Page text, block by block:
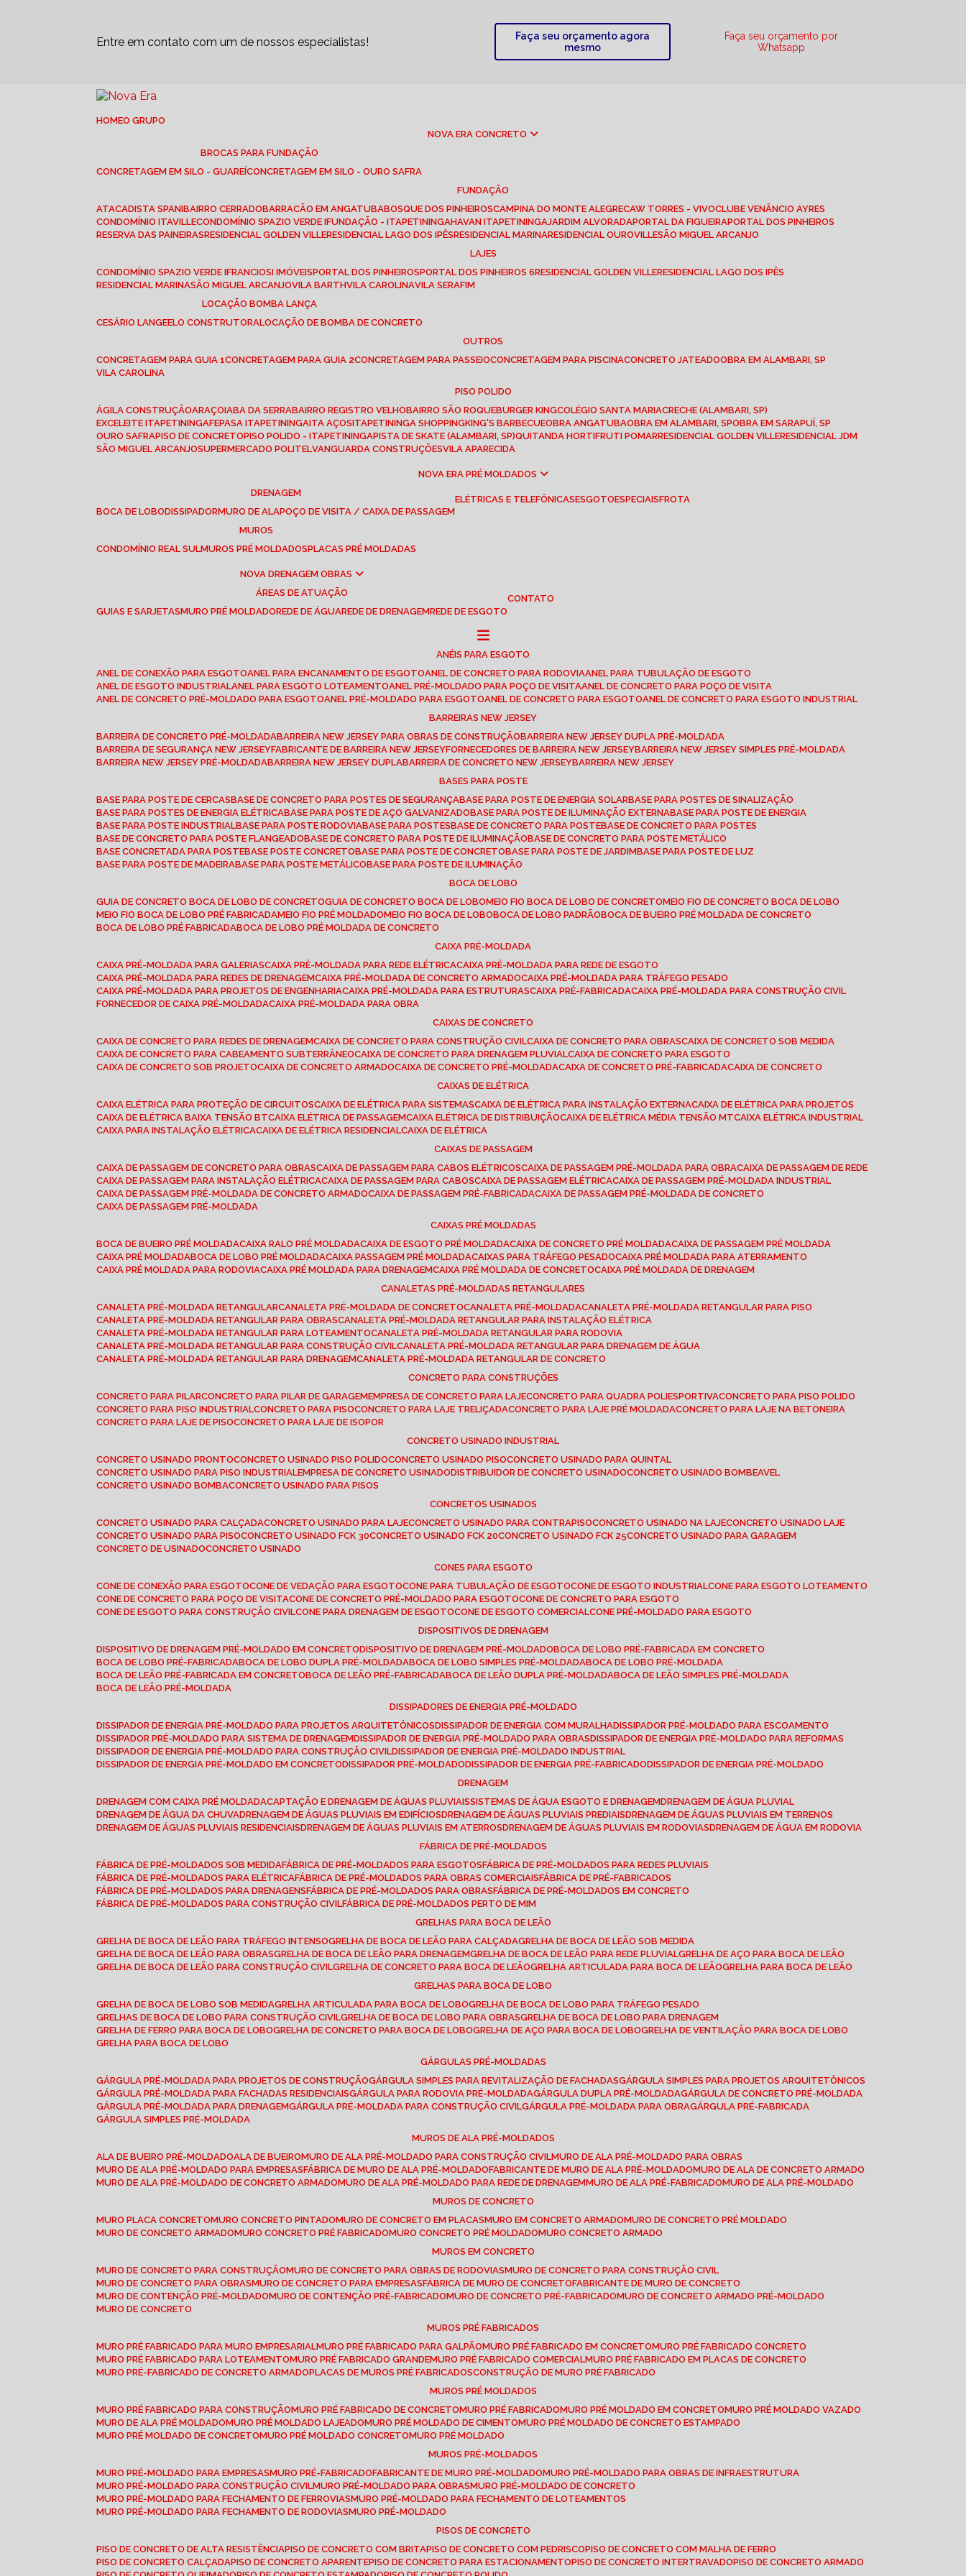
Entre em contato com um de nossos especialistas!
Faça seu orçamento agora
mesmo
Faça seu orçamento por
Whatsapp
HOME
O GRUPO
NOVA ERA CONCRETO
BROCAS PARA FUNDAÇÃO
CONCRETAGEM EM SILO - GUAREÍ CONCRETAGEM EM SILO - OURO SAFRA
FUNDAÇÃO
ATACADISTA SPANI BAIRRO CERRADO BARRACÃO EM ANGATUBA BOSQUE DOS PINHEIROS CAMPINA DO MONTE ALEGRE CAW TORRES - VIVO CLUBE VENÂNCIO AYRES
CONDOMÍNIO ITAVILLE CONDOMÍNIO SPAZIO VERDE I FUNDAÇÃO - ITAPETININGA HAVAN ITAPETININGA JARDIM ALVORADA PORTAL DA FIGUEIRA PORTAL DOS PINHEIROS
RESERVA DAS PAINEIRAS RESIDENCIAL GOLDEN VILLE RESIDENCIAL LAGO DOS IPÊS RESIDENCIAL MARINA RESIDENCIAL OUROVILLE SÃO MIGUEL ARCANJO
LAJES
CONDOMÍNIO SPAZIO VERDE I FRANCIOSI IMÓVEIS PORTAL DOS PINHEIROS PORTAL DOS PINHEIROS 6 RESIDENCIAL GOLDEN VILLE RESIDENCIAL LAGO DOS IPÊS
RESIDENCIAL MARINA SÃO MIGUEL ARCANJO VILA BARTH VILA CAROLINA VILA SERAFIM
LOCAÇÃO BOMBA LANÇA
CESÁRIO LANGE ELO CONSTRUTORA LOCAÇÃO DE BOMBA DE CONCRETO
OUTROS
CONCRETAGEM PARA GUIA 1 CONCRETAGEM PARA GUIA 2 CONCRETAGEM PARA PASSEIO CONCRETAGEM PARA PISCINA CONCRETO JATEADO
OBRA EM ALAMBARI, SP
VILA CAROLINA
PISO POLIDO
ÁGILA CONSTRUÇÃO ARAÇOIABA DA SERRA BAIRRO REGISTRO VELHO BAIRRO SÃO ROQUE BURGER KING COLÉGIO SANTA MARIA CRECHE (ALAMBARI, SP)
EXCELEITE ITAPETININGA FEPASA ITAPETININGA ITA AÇOS ITAPETININGA SHOPPING KING'S BARBECUE OBRA ANGATUBA OBRA EM ALAMBARI, SP
OBRA EM SARAPUÍ, SP
OURO SAFRA PISO DE CONCRETO PISO POLIDO - ITAPETININGA PISTA DE SKATE (ALAMBARI, SP) QUITANDA HORTIFRUTI POMAR RESIDENCIAL GOLDEN VILLE RESIDENCIAL JDM
SÃO MIGUEL ARCANJO SUPERMERCADO POLITEL VANGUARDA CONSTRUÇÕES VILA APARECIDA
NOVA ERA PRÉ MOLDADOS
DRENAGEM
BOCA DE LOBO DISSIPADOR MURO DE ALA POÇO DE VISITA / CAIXA DE PASSAGEM
ELÉTRICAS E TELEFÔNICAS ESGOTO ESPECIAIS FROTA
MUROS
CONDOMÍNIO REAL SUL
MUROS PRÉ MOLDADOS PLACAS PRÉ MOLDADAS
NOVA DRENAGEM OBRAS
ÁREAS DE ATUAÇÃO
GUIAS E SARJETAS
MURO PRÉ MOLDADO REDE DE ÁGUA REDE DE DRENAGEM REDE DE ESGOTO
CONTATO
ANÉIS PARA ESGOTO
ANEL DE CONEXÃO PARA ESGOTO ANEL PARA ENCANAMENTO DE ESGOTO ANEL DE CONCRETO PARA RODOVIA ANEL PARA TUBULAÇÃO DE ESGOTO
ANEL DE ESGOTO INDUSTRIAL ANEL PARA ESGOTO LOTEAMENTO ANEL PRÉ-MOLDADO PARA POÇO DE VISITA ANEL DE CONCRETO PARA POÇO DE VISITA
ANEL DE CONCRETO PRÉ-MOLDADO PARA ESGOTO ANEL PRÉ-MOLDADO PARA ESGOTO ANEL DE CONCRETO PARA ESGOTO ANEL DE CONCRETO PARA ESGOTO INDUSTRIAL
BARREIRAS NEW JERSEY
BARREIRA DE CONCRETO PRÉ-MOLDADA BARREIRA NEW JERSEY PARA OBRAS DE CONSTRUÇÃO BARREIRA NEW JERSEY DUPLA PRÉ-MOLDADA
BARREIRA DE SEGURANÇA NEW JERSEY FABRICANTE DE BARREIRA NEW JERSEY FORNECEDORES DE BARREIRA NEW JERSEY BARREIRA NEW JERSEY SIMPLES PRÉ-MOLDADA
BARREIRA NEW JERSEY PRÉ-MOLDADA BARREIRA NEW JERSEY DUPLA BARREIRA DE CONCRETO NEW JERSEY BARREIRA NEW JERSEY
BASES PARA POSTE
BASE PARA POSTE DE CERCAS BASE DE CONCRETO PARA POSTES DE SEGURANÇA BASE PARA POSTE DE ENERGIA SOLAR BASE PARA POSTES DE SINALIZAÇÃO
BASE PARA POSTES DE ENERGIA ELÉTRICA BASE PARA POSTE DE AÇO GALVANIZADO BASE PARA POSTE DE ILUMINAÇÃO EXTERNA BASE PARA POSTE DE ENERGIA
BASE PARA POSTE INDUSTRIAL BASE PARA POSTE RODOVIA BASE PARA POSTES BASE DE CONCRETO PARA POSTE BASE DE CONCRETO PARA POSTES
BASE DE CONCRETO PARA POSTE FLANGEADO BASE DE CONCRETO PARA POSTE DE ILUMINAÇÃO BASE DE CONCRETO PARA POSTE METÁLICO
BASE CONCRETADA PARA POSTE BASE POSTE CONCRETO BASE PARA POSTE DE CONCRETO BASE PARA POSTE DE JARDIM BASE PARA POSTE DE LUZ
BASE PARA POSTE DE MADEIRA BASE PARA POSTE METÁLICO BASE PARA POSTE DE ILUMINAÇÃO
BOCA DE LOBO
GUIA DE CONCRETO BOCA DE LOBO DE CONCRETO
GUIA DE CONCRETO BOCA DE LOBO MEIO FIO BOCA DE LOBO DE CONCRETO
MEIO FIO DE CONCRETO BOCA DE LOBO
MEIO FIO BOCA DE LOBO PRÉ FABRICADA
MEIO FIO PRÉ MOLDADO MEIO FIO BOCA DE LOBO BOCA DE LOBO PADRÃO BOCA DE BUEIRO PRÉ MOLDADA DE CONCRETO
BOCA DE LOBO PRÉ FABRICADA BOCA DE LOBO PRÉ MOLDADA DE CONCRETO
CAIXA PRÉ-MOLDADA
CAIXA PRÉ-MOLDADA PARA GALERIAS CAIXA PRÉ-MOLDADA PARA REDE ELÉTRICA CAIXA PRÉ-MOLDADA PARA REDE DE ESGOTO
CAIXA PRÉ-MOLDADA PARA REDES DE DRENAGEM CAIXA PRÉ-MOLDADA DE CONCRETO ARMADO CAIXA PRÉ-MOLDADA PARA TRÁFEGO PESADO
CAIXA PRÉ-MOLDADA PARA PROJETOS DE ENGENHARIA CAIXA PRÉ-MOLDADA PARA ESTRUTURAS CAIXA PRÉ-FABRICADA CAIXA PRÉ-MOLDADA PARA CONSTRUÇÃO CIVIL
FORNECEDOR DE CAIXA PRÉ-MOLDADA CAIXA PRÉ-MOLDADA PARA OBRA
CAIXAS DE CONCRETO
CAIXA DE CONCRETO PARA REDES DE DRENAGEM CAIXA DE CONCRETO PARA CONSTRUÇÃO CIVIL CAIXA DE CONCRETO PARA OBRAS CAIXA DE CONCRETO SOB MEDIDA
CAIXA DE CONCRETO PARA CABEAMENTO SUBTERRÂNEO CAIXA DE CONCRETO PARA DRENAGEM PLUVIAL CAIXA DE CONCRETO PARA ESGOTO
CAIXA DE CONCRETO SOB PROJETO CAIXA DE CONCRETO ARMADO CAIXA DE CONCRETO PRÉ-MOLDADA CAIXA DE CONCRETO PRÉ-FABRICADA CAIXA DE CONCRETO
CAIXAS DE ELÉTRICA
CAIXA ELÉTRICA PARA PROTEÇÃO DE CIRCUITOS CAIXA DE ELÉTRICA PARA SISTEMAS CAIXA DE ELÉTRICA PARA INSTALAÇÃO EXTERNA CAIXA DE ELÉTRICA PARA PROJETOS
CAIXA DE ELÉTRICA BAIXA TENSÃO BT CAIXA ELÉTRICA DE PASSAGEM CAIXA ELÉTRICA DE DISTRIBUIÇÃO CAIXA DE ELÉTRICA MÉDIA TENSÃO MT CAIXA ELÉTRICA INDUSTRIAL
CAIXA PARA INSTALAÇÃO ELÉTRICA CAIXA DE ELÉTRICA RESIDENCIAL CAIXA DE ELÉTRICA
CAIXAS DE PASSAGEM
CAIXA DE PASSAGEM DE CONCRETO PARA OBRAS CAIXA DE PASSAGEM PARA CABOS ELÉTRICOS CAIXA DE PASSAGEM PRÉ-MOLDADA PARA OBRA CAIXA DE PASSAGEM DE REDE
CAIXA DE PASSAGEM PARA INSTALAÇÃO ELÉTRICA CAIXA DE PASSAGEM PARA CABOS CAIXA DE PASSAGEM ELÉTRICA CAIXA DE PASSAGEM PRÉ-MOLDADA INDUSTRIAL
CAIXA DE PASSAGEM PRÉ-MOLDADA DE CONCRETO ARMADO CAIXA DE PASSAGEM PRÉ-FABRICADA CAIXA DE PASSAGEM PRÉ-MOLDADA DE CONCRETO
CAIXA DE PASSAGEM PRÉ-MOLDADA
CAIXAS PRÉ MOLDADAS
BOCA DE BUEIRO PRÉ MOLDADA CAIXA RALO PRÉ MOLDADA CAIXA DE ESGOTO PRÉ MOLDADA CAIXA DE CONCRETO PRÉ MOLDADA CAIXA DE PASSAGEM PRÉ MOLDADA
CAIXA PRÉ MOLDADA BOCA DE LOBO PRÉ MOLDADA CAIXA PASSAGEM PRÉ MOLDADA CAIXAS PARA TRÁFEGO PESADO CAIXA PRÉ MOLDADA PARA ATERRAMENTO
CAIXA PRÉ MOLDADA PARA RODOVIA CAIXA PRÉ MOLDADA PARA DRENAGEM CAIXA PRÉ MOLDADA DE CONCRETO CAIXA PRÉ MOLDADA DE DRENAGEM
CANALETAS PRÉ-MOLDADAS RETANGULARES
CANALETA PRÉ-MOLDADA RETANGULAR CANALETA PRÉ-MOLDADA DE CONCRETO CANALETA PRÉ-MOLDADA CANALETA PRÉ-MOLDADA RETANGULAR PARA PISO
CANALETA PRÉ-MOLDADA RETANGULAR PARA OBRAS CANALETA PRÉ-MOLDADA RETANGULAR PARA INSTALAÇÃO ELÉTRICA
CANALETA PRÉ-MOLDADA RETANGULAR PARA LOTEAMENTO CANALETA PRÉ-MOLDADA RETANGULAR PARA RODOVIA
CANALETA PRÉ-MOLDADA RETANGULAR PARA CONSTRUÇÃO CIVIL CANALETA PRÉ-MOLDADA RETANGULAR PARA DRENAGEM DE ÁGUA
CANALETA PRÉ-MOLDADA RETANGULAR PARA DRENAGEM CANALETA PRÉ-MOLDADA RETANGULAR DE CONCRETO
CONCRETO PARA CONSTRUÇÕES
CONCRETO PARA PILAR CONCRETO PARA PILAR DE GARAGEM EMPRESA DE CONCRETO PARA LAJE CONCRETO PARA QUADRA POLIESPORTIVA CONCRETO PARA PISO POLIDO
CONCRETO PARA PISO INDUSTRIAL CONCRETO PARA PISO CONCRETO PARA LAJE TRELIÇADA CONCRETO PARA LAJE PRÉ MOLDADA CONCRETO PARA LAJE NA BETONEIRA
CONCRETO PARA LAJE DE PISO CONCRETO PARA LAJE DE ISOPOR
CONCRETO USINADO INDUSTRIAL
CONCRETO USINADO PRONTO CONCRETO USINADO PISO POLIDO CONCRETO USINADO PISO CONCRETO USINADO PARA QUINTAL
CONCRETO USINADO PARA PISO INDUSTRIAL EMPRESA DE CONCRETO USINADO DISTRIBUIDOR DE CONCRETO USINADO CONCRETO USINADO BOMBEAVEL
CONCRETO USINADO BOMBA CONCRETO USINADO PARA PISOS
CONCRETOS USINADOS
CONCRETO USINADO PARA CALÇADA CONCRETO USINADO PARA LAJE CONCRETO USINADO PARA CONTRAPISO CONCRETO USINADO NA LAJE CONCRETO USINADO LAJE
CONCRETO USINADO PARA PISO CONCRETO USINADO FCK 30 CONCRETO USINADO FCK 20 CONCRETO USINADO FCK 25 CONCRETO USINADO PARA GARAGEM
CONCRETO DE USINADO CONCRETO USINADO
CONES PARA ESGOTO
CONE DE CONEXÃO PARA ESGOTO CONE DE VEDAÇÃO PARA ESGOTO CONE PARA TUBULAÇÃO DE ESGOTO CONE DE ESGOTO INDUSTRIAL CONE PARA ESGOTO LOTEAMENTO
CONE DE CONCRETO PARA POÇO DE VISITA CONE DE CONCRETO PRÉ-MOLDADO PARA ESGOTO CONE DE CONCRETO PARA ESGOTO
CONE DE ESGOTO PARA CONSTRUÇÃO CIVIL CONE PARA DRENAGEM DE ESGOTO CONE DE ESGOTO COMERCIAL CONE PRÉ-MOLDADO PARA ESGOTO
DISPOSITIVOS DE DRENAGEM
DISPOSITIVO DE DRENAGEM PRÉ-MOLDADO EM CONCRETO DISPOSITIVO DE DRENAGEM PRÉ-MOLDADO BOCA DE LOBO PRÉ-FABRICADA EM CONCRETO
BOCA DE LOBO PRÉ-FABRICADA BOCA DE LOBO DUPLA PRÉ-MOLDADA BOCA DE LOBO SIMPLES PRÉ-MOLDADA BOCA DE LOBO PRÉ-MOLDADA
BOCA DE LEÃO PRÉ-FABRICADA EM CONCRETO BOCA DE LEÃO PRÉ-FABRICADA BOCA DE LEÃO DUPLA PRÉ-MOLDADA BOCA DE LEÃO SIMPLES PRÉ-MOLDADA
BOCA DE LEÃO PRÉ-MOLDADA
DISSIPADORES DE ENERGIA PRÉ-MOLDADO
DISSIPADOR DE ENERGIA PRÉ-MOLDADO PARA PROJETOS ARQUITETÔNICOS DISSIPADOR DE ENERGIA COM MURALHA DISSIPADOR PRÉ-MOLDADO PARA ESCOAMENTO
DISSIPADOR PRÉ-MOLDADO PARA SISTEMA DE DRENAGEM DISSIPADOR DE ENERGIA PRÉ-MOLDADO PARA OBRAS DISSIPADOR DE ENERGIA PRÉ-MOLDADO PARA REFORMAS
DISSIPADOR DE ENERGIA PRÉ-MOLDADO PARA CONSTRUÇÃO CIVIL DISSIPADOR DE ENERGIA PRÉ-MOLDADO INDUSTRIAL
DISSIPADOR DE ENERGIA PRÉ-MOLDADO EM CONCRETO DISSIPADOR PRÉ-MOLDADO DISSIPADOR DE ENERGIA PRÉ-FABRICADO DISSIPADOR DE ENERGIA PRÉ-MOLDADO
DRENAGEM
DRENAGEM COM CAIXA PRÉ MOLDADA CAPTAÇÃO E DRENAGEM DE ÁGUAS PLUVIAIS SISTEMAS DE ÁGUA ESGOTO E DRENAGEM DRENAGEM DE ÁGUA PLUVIAL
DRENAGEM DE ÁGUA DA CHUVA DRENAGEM DE ÁGUAS PLUVIAIS EM EDIFÍCIOS DRENAGEM DE ÁGUAS PLUVIAIS PREDIAIS DRENAGEM DE ÁGUAS PLUVIAIS EM TERRENOS
DRENAGEM DE ÁGUAS PLUVIAIS RESIDENCIAIS DRENAGEM DE ÁGUAS PLUVIAIS EM ATERROS DRENAGEM DE ÁGUAS PLUVIAIS EM RODOVIAS DRENAGEM DE ÁGUA EM RODOVIA
FÁBRICA DE PRÉ-MOLDADOS
FÁBRICA DE PRÉ-MOLDADOS SOB MEDIDA FÁBRICA DE PRÉ-MOLDADOS PARA ESGOTOS FÁBRICA DE PRÉ-MOLDADOS PARA REDES PLUVIAIS
FÁBRICA DE PRÉ-MOLDADOS PARA ELÉTRICA FÁBRICA DE PRÉ-MOLDADOS PARA OBRAS COMERCIAIS FÁBRICA DE PRÉ-FABRICADOS
FÁBRICA DE PRÉ-MOLDADOS PARA DRENAGENS FÁBRICA DE PRÉ-MOLDADOS PARA OBRAS FÁBRICA DE PRÉ-MOLDADOS EM CONCRETO
FÁBRICA DE PRÉ-MOLDADOS PARA CONSTRUÇÃO CIVIL FÁBRICA DE PRÉ-MOLDADOS PERTO DE MIM
GRELHAS PARA BOCA DE LEÃO
GRELHA DE BOCA DE LEÃO PARA TRÁFEGO INTENSO
GRELHA DE BOCA DE LEÃO PARA CALÇADA
GRELHA DE BOCA DE LEÃO SOB MEDIDA
GRELHA DE BOCA DE LEÃO PARA OBRAS
GRELHA DE BOCA DE LEÃO PARA DRENAGEM GRELHA DE BOCA DE LEÃO PARA REDE PLUVIAL
GRELHA DE AÇO PARA BOCA DE LEÃO
GRELHA DE BOCA DE LEÃO PARA CONSTRUÇÃO CIVIL
GRELHA DE CONCRETO PARA BOCA DE LEÃO GRELHA ARTICULADA PARA BOCA DE LEÃO
GRELHA PARA BOCA DE LEÃO
GRELHAS PARA BOCA DE LOBO
GRELHA DE BOCA DE LOBO SOB MEDIDA
GRELHA ARTICULADA PARA BOCA DE LOBO
GRELHA DE BOCA DE LOBO PARA TRÁFEGO PESADO
GRELHAS DE BOCA DE LOBO PARA CONSTRUÇÃO CIVIL
GRELHA DE BOCA DE LOBO PARA OBRAS
GRELHA DE BOCA DE LOBO PARA DRENAGEM
GRELHA DE FERRO PARA BOCA DE LOBO
GRELHA DE CONCRETO PARA BOCA DE LOBO GRELHA DE AÇO PARA BOCA DE LOBO
GRELHA DE VENTILAÇÃO PARA BOCA DE LOBO
GRELHA PARA BOCA DE LOBO
GÁRGULAS PRÉ-MOLDADAS
GÁRGULA PRÉ-MOLDADA PARA PROJETOS DE CONSTRUÇÃO
GÁRGULA SIMPLES PARA REVITALIZAÇÃO DE FACHADAS
GÁRGULA SIMPLES PARA PROJETOS ARQUITETÔNICOS
GÁRGULA PRÉ-MOLDADA PARA FACHADAS RESIDENCIAIS
GÁRGULA PARA RODOVIA PRÉ-MOLDADA GÁRGULA DUPLA PRÉ-MOLDADA
GÁRGULA DE CONCRETO PRÉ-MOLDADA
GÁRGULA PRÉ-MOLDADA PARA DRENAGEM
GÁRGULA PRÉ-MOLDADA PARA CONSTRUÇÃO CIVIL GÁRGULA PRÉ-MOLDADA PARA OBRA
GÁRGULA PRÉ-FABRICADA
GÁRGULA SIMPLES PRÉ-MOLDADA
MUROS DE ALA PRÉ-MOLDADOS
ALA DE BUEIRO PRÉ-MOLDADO ALA DE BUEIRO MURO DE ALA PRÉ-MOLDADO PARA CONSTRUÇÃO CIVIL
MURO DE ALA PRÉ-MOLDADO PARA OBRAS
MURO DE ALA PRÉ-MOLDADO PARA EMPRESAS FÁBRICA DE MURO DE ALA PRÉ-MOLDADO FABRICANTE DE MURO DE ALA PRÉ-MOLDADO
MURO DE ALA DE CONCRETO ARMADO
MURO DE ALA PRÉ-MOLDADO DE CONCRETO ARMADO
MURO DE ALA PRÉ-MOLDADO PARA REDE DE DRENAGEM MURO DE ALA PRÉ-FABRICADO
MURO DE ALA PRÉ-MOLDADO
MUROS DE CONCRETO
MURO PLACA CONCRETO
MURO CONCRETO PINTADO MURO DE CONCRETO EM PLACAS MURO EM CONCRETO ARMADO
MURO DE CONCRETO PRÉ MOLDADO
MURO DE CONCRETO ARMADO
MURO CONCRETO PRÉ FABRICADO MURO CONCRETO PRÉ MOLDADO
MURO CONCRETO ARMADO
MUROS EM CONCRETO
MURO DE CONCRETO PARA CONSTRUÇÃO
MURO DE CONCRETO PARA OBRAS DE RODOVIAS
MURO DE CONCRETO PARA CONSTRUÇÃO CIVIL
MURO DE CONCRETO PARA OBRAS
MURO DE CONCRETO PARA EMPRESAS FÁBRICA DE MURO DE CONCRETO FABRICANTE DE MURO DE CONCRETO
MURO DE CONTENÇÃO PRÉ-MOLDADO
MURO DE CONTENÇÃO PRÉ-FABRICADO MURO DE CONCRETO PRÉ-FABRICADO
MURO DE CONCRETO ARMADO PRÉ-MOLDADO
MURO DE CONCRETO
MUROS PRÉ FABRICADOS
MURO PRÉ FABRICADO PARA MURO EMPRESARIAL
MURO PRÉ FABRICADO PARA GALPÃO MURO PRÉ FABRICADO EM CONCRETO
MURO PRÉ FABRICADO CONCRETO
MURO PRÉ FABRICADO PARA LOTEAMENTO
MURO PRÉ FABRICADO GRANDE MURO PRÉ FABRICADO COMERCIAL
MURO PRÉ FABRICADO EM PLACAS DE CONCRETO
MURO PRÉ-FABRICADO DE CONCRETO ARMADO PLACAS DE MUROS PRÉ FABRICADOS CONSTRUÇÃO DE MURO PRÉ FABRICADO
MUROS PRÉ MOLDADOS
MURO PRÉ FABRICADO PARA CONSTRUÇÃO
MURO PRÉ FABRICADO DE CONCRETO MURO PRÉ FABRICADO MURO PRÉ MOLDADO EM CONCRETO
MURO PRÉ MOLDADO VAZADO
MURO DE ALA PRÉ MOLDADO
MURO PRÉ MOLDADO LAJEADO MURO PRÉ MOLDADO DE CIMENTO
MURO PRÉ MOLDADO DE CONCRETO ESTAMPADO
MURO PRÉ MOLDADO DE CONCRETO
MURO PRÉ MOLDADO CONCRETO
MURO PRÉ MOLDADO
MUROS PRÉ-MOLDADOS
MURO PRÉ-MOLDADO PARA EMPRESAS
MURO PRÉ-FABRICADO FABRICANTE DE MURO PRÉ-MOLDADO
MURO PRÉ-MOLDADO PARA OBRAS DE INFRAESTRUTURA
MURO PRÉ-MOLDADO PARA CONSTRUÇÃO CIVIL
MURO PRÉ-MOLDADO PARA OBRAS
MURO PRÉ-MOLDADO DE CONCRETO
MURO PRÉ-MOLDADO PARA FECHAMENTO DE FERROVIAS
MURO PRÉ-MOLDADO PARA FECHAMENTO DE LOTEAMENTOS
MURO PRÉ-MOLDADO PARA FECHAMENTO DE RODOVIAS
MURO PRÉ-MOLDADO
PISOS DE CONCRETO
PISO DE CONCRETO DE ALTA RESISTÊNCIA PISO DE CONCRETO COM BRITA PISO DE CONCRETO COM PEDRISCO PISO DE CONCRETO COM MALHA DE FERRO
PISO DE CONCRETO CALÇADA PISO DE CONCRETO APARENTE PISO DE CONCRETO PARA ESTACIONAMENTO PISO DE CONCRETO INTERTRAVADO PISO DE CONCRETO ARMADO